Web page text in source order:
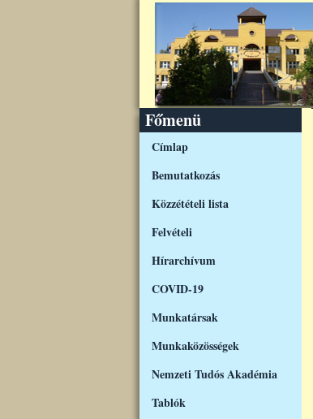
Főmenü
Címlap
Bemutatkozás
Közzétételi lista
Felvételi
Hírarchívum
COVID-19
Munkatársak
Munkaközösségek
Nemzeti Tudós Akadémia
Tablók